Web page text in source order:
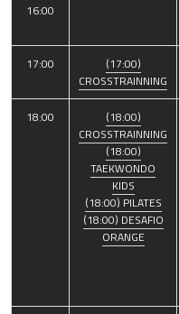
16:00
17:00
(17:00)
CROSSTRAINNING
18:00
(18:00)
CROSSTRAINNING
(18:00)
TAEKWONDO
KIDS
(18:00) PILATES
(18:00) DESAFIO
ORANGE